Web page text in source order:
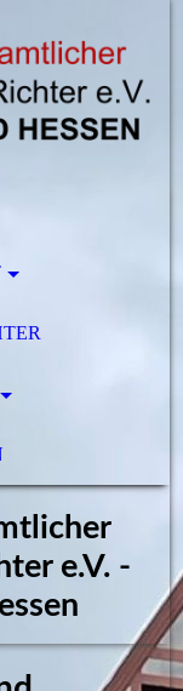
e.V.​ -